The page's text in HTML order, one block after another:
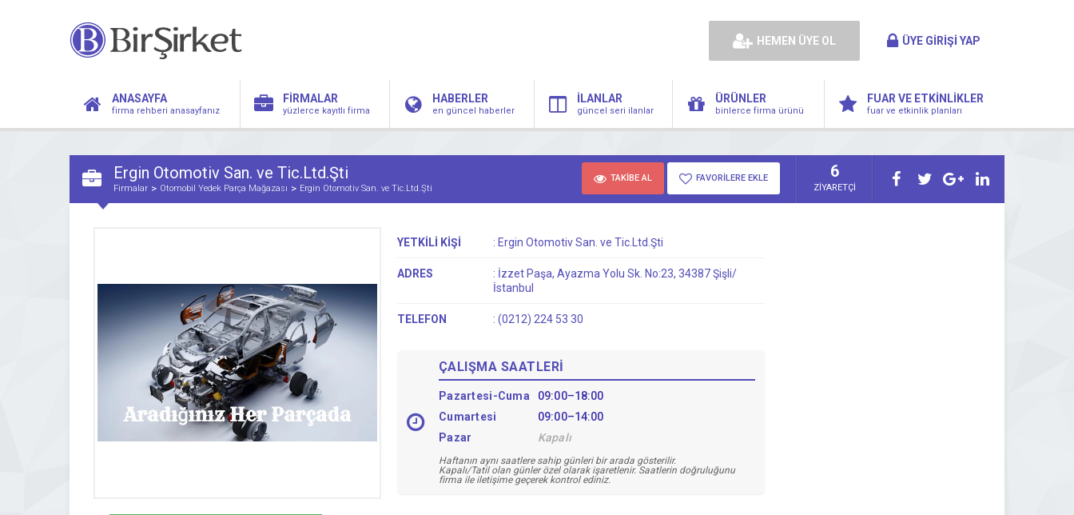
HEMEN ÜYE OL ÜYE GİRİŞİ YAP
ANASAYFA
firma rehberi anasayfanız
FİRMALAR
yüzlerce kayıtlı firma
HABERLER
en güncel haberler
İLANLAR
güncel seri ilanlar
ÜRÜNLER
binlerce firma ürünü
FUAR VE ETKİNLİKLER
fuar ve etkinlik planları
Ergin Otomotiv San. ve Tic.Ltd.Şti
Firmalar Otomobil Yedek Parça Mağazası Ergin Otomotiv San. ve Tic.Ltd.Şti
TAKİBE AL FAVORİLERE EKLE 6
ZİYARETÇİ
YETKİLİ KİŞİ : Ergin Otomotiv San. ve Tic.Ltd.Şti
ADRES : İzzet Paşa, Ayazma Yolu Sk. No:23, 34387 Şişli/
İstanbul
TELEFON : (0212) 224 53 30
ÇALIŞMA SAATLERİ
Pazartesi-Cuma
09:00–18:00
Cumartesi
09:00–14:00
Pazar
Kapalı
Haftanın aynı saatlere sahip günleri bir arada gösterilir.
Kapalı/Tatil olan günler özel olarak işaretlenir. Saatlerin doğruluğunu
firma ile iletişime geçerek kontrol ediniz.